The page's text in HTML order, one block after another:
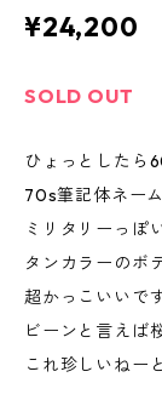
¥24,200
SOLD OUT
ひょっとしたら
70s筆記体ネー
ミリタリーっぽ
タンカラーのボ
超かっこいいです
ビーンと言えば
これ珍しいねー